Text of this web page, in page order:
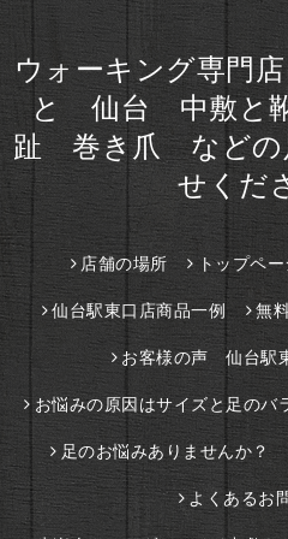
ウォーキング専門
と 仙台 中敷と
趾 巻き爪 などの
せくだ
店舗の場所 トップペー
仙台駅東口店商品一例 無
お客様の声 仙台駅
お悩みの原因はサイズと足のバ
足のお悩みありませんか？
よくあるお